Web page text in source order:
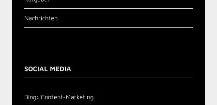
Nachrichten
SOCIAL MEDIA
Blog: Content-Marketing